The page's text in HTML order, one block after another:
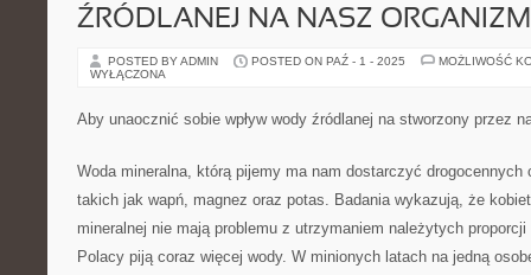
ŹRÓDLANEJ NA NASZ ORGANIZM
POSTED BY ADMIN POSTED ON PAŹ - 1 - 2025
MOŻLIWOŚĆ
WYŁĄCZONA
Aby unaocznić sobie wpływ wody źródlanej na stworzony przez
Woda mineralna, którą pijemy ma nam dostarczyć
takich jak wapń, magnez oraz potas. Badania wykazują, że
mineralnej nie mają problemu z utrzymaniem należytych
Polacy piją coraz więcej wody. W minionych latach na jedną